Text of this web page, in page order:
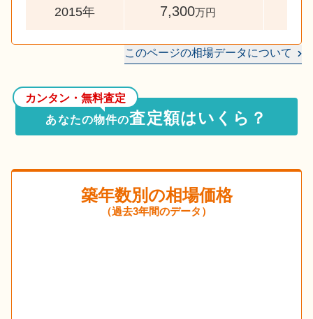
2015年 7,300万円
このページの相場データについて
カンタン・無料査定
あなたの物件の査定額はいくら？
築年数別の相場価格
（過去3年間のデータ）